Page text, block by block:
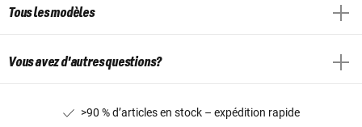
Tous les modèles
Vous avez d'autres questions?
>90 % d’articles en stock – expédition rapide